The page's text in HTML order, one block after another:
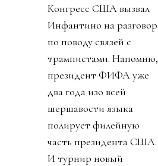
Конгресс США вызвал
Инфантино на разговор
по поводу связей с
трампистами. Напомню,
президент ФИФА уже
два года изо всей
шершавости языка
полирует филейную
часть президента США.
И турнир новый